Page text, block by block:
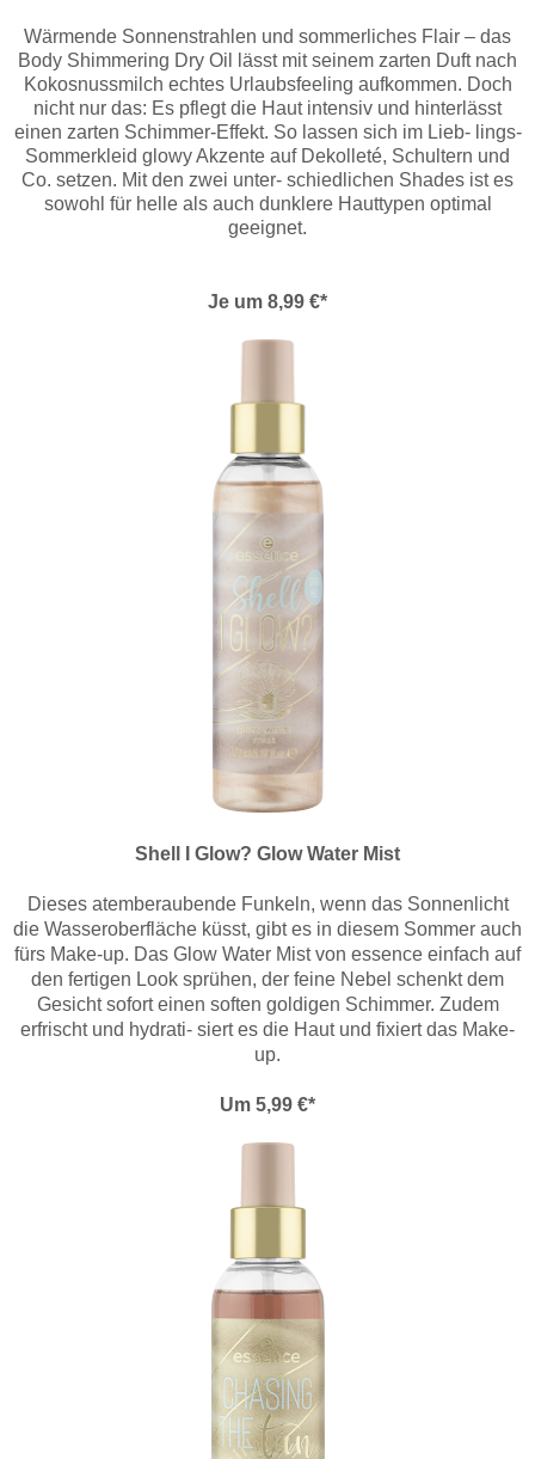
Wärmende Sonnenstrahlen und sommerliches Flair – das
Body Shimmering Dry Oil lässt mit seinem zarten Duft nach
Kokosnussmilch echtes Urlaubsfeeling aufkommen. Doch
nicht nur das: Es pflegt die Haut intensiv und hinterlässt
einen zarten Schimmer-Effekt. So lassen sich im Lieb- lings-
Sommerkleid glowy Akzente auf Dekolleté, Schultern und
Co. setzen. Mit den zwei unter- schiedlichen Shades ist es
sowohl für helle als auch dunklere Hauttypen optimal
geeignet.
Je um 8,99 €*
Shell I Glow? Glow Water Mist
Dieses atemberaubende Funkeln, wenn das Sonnenlicht
die Wasseroberfläche küsst, gibt es in diesem Sommer auch
fürs Make-up. Das Glow Water Mist von essence einfach auf
den fertigen Look sprühen, der feine Nebel schenkt dem
Gesicht sofort einen soften goldigen Schimmer. Zudem
erfrischt und hydrati- siert es die Haut und fixiert das Make-
up.
Um 5,99 €*